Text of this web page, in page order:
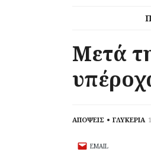
Μετά
ΑΠΟΨΕΙΣ ΓΛΥΚΕΡΙΑ
EMAIL